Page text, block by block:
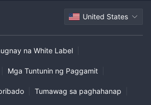
United States
na White Label
Mga Tuntunin ng Paggamit
Tumawag sa paghahanap